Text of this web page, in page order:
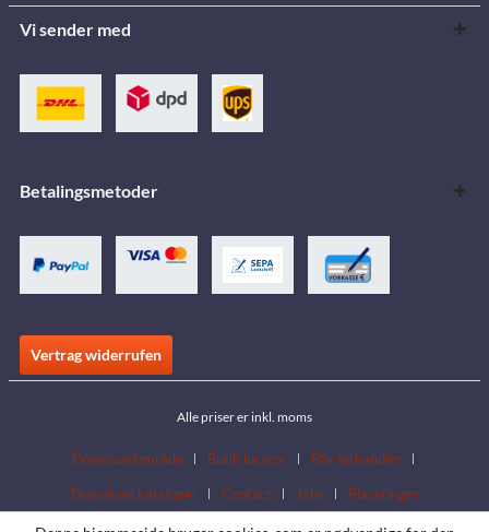
Vi sender med
Betalingsmetoder
Vertrag widerrufen
Alle priser er inkl. moms
Downloadområde Butik locator
Bliv forhandler
Download kataloger
Contact Jobs Placeringer